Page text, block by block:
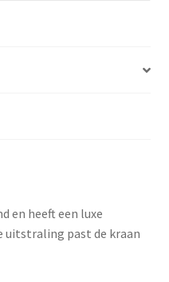
en heeft een luxe
uitstraling past de kraan